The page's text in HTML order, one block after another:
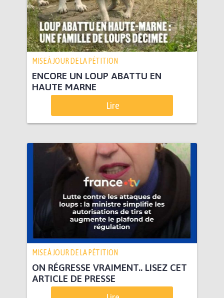
MISE À JOUR DE LA PÉTITION
ENCORE UN LOUP ABATTU EN
HAUTE MARNE
Lire
MISE À JOUR DE LA PÉTITION
ON RÉGRESSE VRAIMENT.. LISEZ CET
ARTICLE DE PRESSE